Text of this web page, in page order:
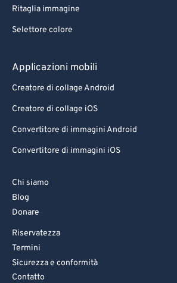
Ritaglia immagine
Selettore colore
Applicazioni mobili
Creatore di collage Android
Creatore di collage iOS
Convertitore di immagini Android
Convertitore di immagini iOS
Chi siamo
Blog
Donare
Riservatezza
Termini
Sicurezza e conformità
Contatto